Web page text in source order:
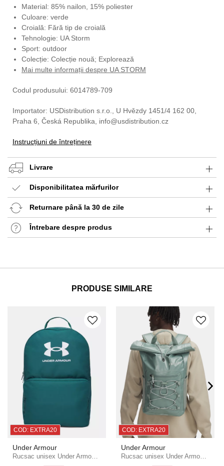
Material: 85% nailon, 15% poliester
Culoare: verde
Croială: Fără tip de croială
Tehnologie: UA Storm
Sport: outdoor
Colecție: Colecție nouă; Explorează
Mai multe informații despre UA STORM
Codul produsului: 6014789-709
Importator: USDistribution s.r.o., U Hvězdy 1451/4 162 00,
Praha 6, Česká Republika, info@usdistribution.cz
Instrucțiuni de întreținere
Livrare
Disponibilitatea mărfurilor
Returnare până la 30 de zile
Întrebare despre produs
PRODUSE SIMILARE
COD: EXTRA20
Under Armour
COD: EXTRA20
Under Armour